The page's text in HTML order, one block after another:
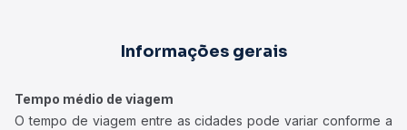
Informações gerais
Tempo médio de viagem
O tempo de viagem entre as cidades pode variar conforme a